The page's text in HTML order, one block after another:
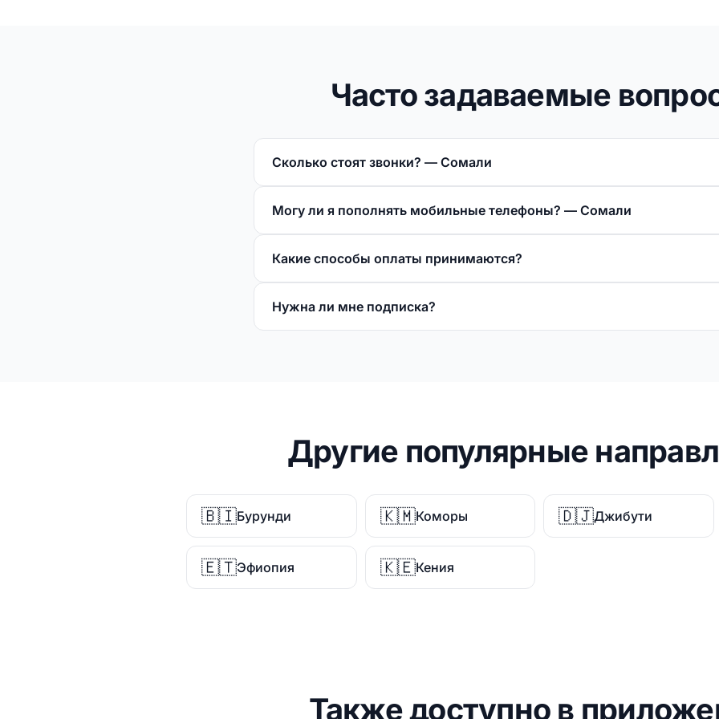
Часто задаваемые
Сколько стоят звонки? — Сомали
Могу ли я пополнять мобильные телефоны? — Сомали
Какие способы оплаты принимаются?
Нужна ли мне подписка?
Другие популярные
🇧🇮Бурунди 🇰🇲Коморы 🇩🇯Джибути
🇪🇹Эфиопия 🇰🇪Кения
Также доступно в